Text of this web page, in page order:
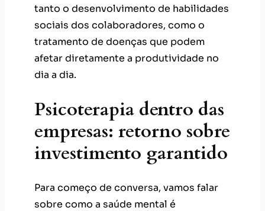
tanto o desenvolvimento de habilidades
sociais dos colaboradores, como o
tratamento de doenças que podem
afetar diretamente a produtividade no
dia a dia.
Psicoterapia dentro das
empresas: retorno sobre
investimento garantido
Para começo de conversa, vamos falar
sobre como a saúde mental é